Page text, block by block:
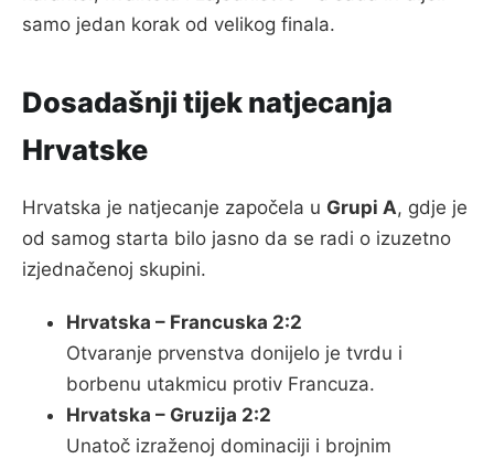
samo jedan korak od velikog finala.
Dosadašnji tijek natjecanja
Hrvatske
Hrvatska je natjecanje započela u Grupi A, gdje je
od samog starta bilo jasno da se radi o izuzetno
izjednačenoj skupini.
Hrvatska – Francuska 2:2
Otvaranje prvenstva donijelo je tvrdu i
borbenu utakmicu protiv Francuza.
Hrvatska – Gruzija 2:2
Unatoč izraženoj dominaciji i brojnim